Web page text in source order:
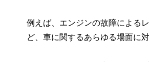
例えば、エンジンの故障による
ど、車に関するあらゆる場面に